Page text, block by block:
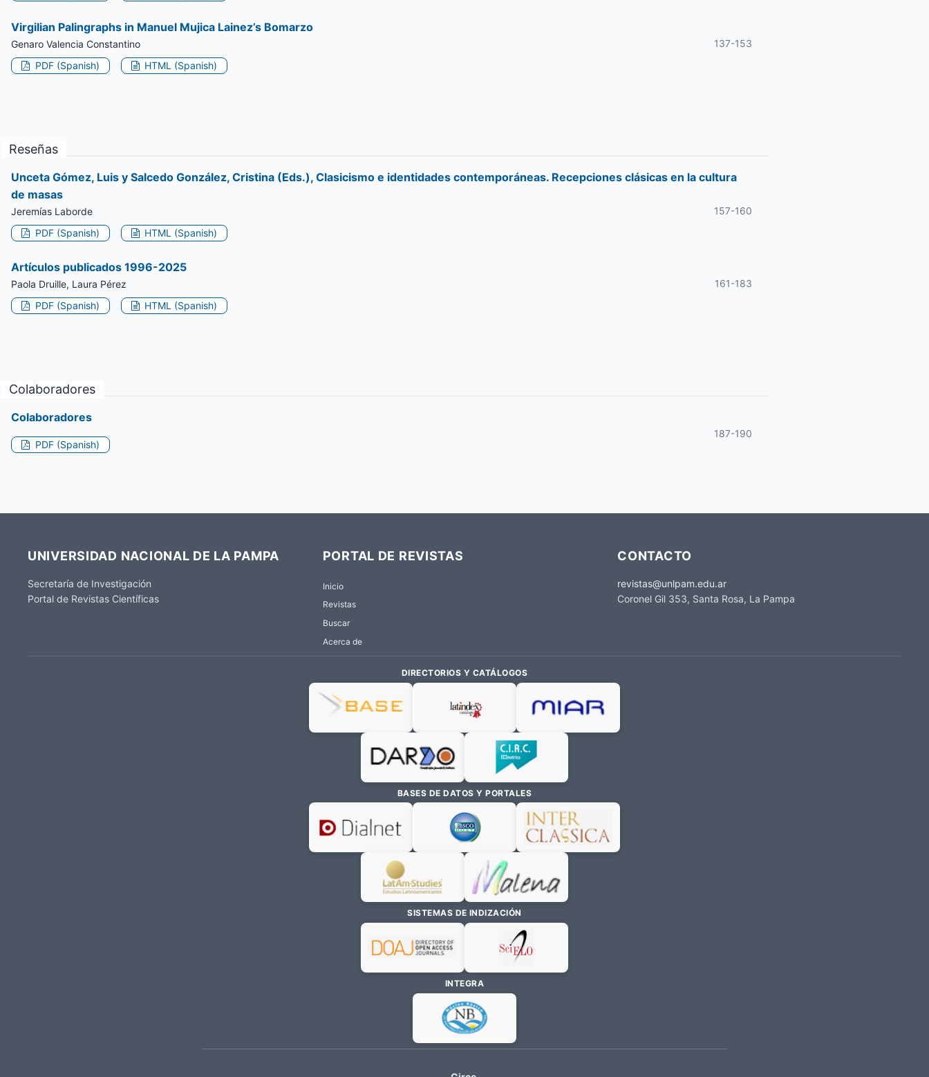
Virgilian Palingraphs in Manuel Mujica Lainez’s Bomarzo
Genaro Valencia Constantino
137-153
PDF (Spanish)
HTML (Spanish)
Reseñas
Unceta Gómez, Luis y Salcedo González, Cristina (Eds.), Clasicismo e identidades contemporáneas. Recepciones clásicas en la cultura
de masas
Jeremías Laborde
157-160
PDF (Spanish)
HTML (Spanish)
Artículos publicados 1996-2025
Paola Druille, Laura Pérez
161-183
PDF (Spanish)
HTML (Spanish)
Colaboradores
Colaboradores
187-190
PDF (Spanish)
UNIVERSIDAD NACIONAL DE LA PAMPA
Secretaría de Investigación
Portal de Revistas Científicas
PORTAL DE REVISTAS
Inicio
Revistas
Buscar
Acerca de
CONTACTO
revistas@unlpam.edu.ar
Coronel Gil 353, Santa Rosa, La Pampa
DIRECTORIOS Y CATÁLOGOS
BASES DE DATOS Y PORTALES
SISTEMAS DE INDIZACIÓN
INTEGRA